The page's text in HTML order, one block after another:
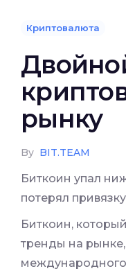
Криптовалюта
рынку
By BIT.TEAM
Биткоин упал
потерял привязку
Биткоин,
тренды на
международного